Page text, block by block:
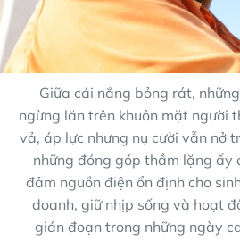
Giữa cái nắng bỏng rát,
ngừng lăn trên khuôn mặt người
vả, áp lực nhưng nụ cười vẫn nở
những đóng góp thầm lặng ấy
đảm nguồn điện ổn định cho
doanh, giữ nhịp sống và hoạt
gián đoạn trong những ngày